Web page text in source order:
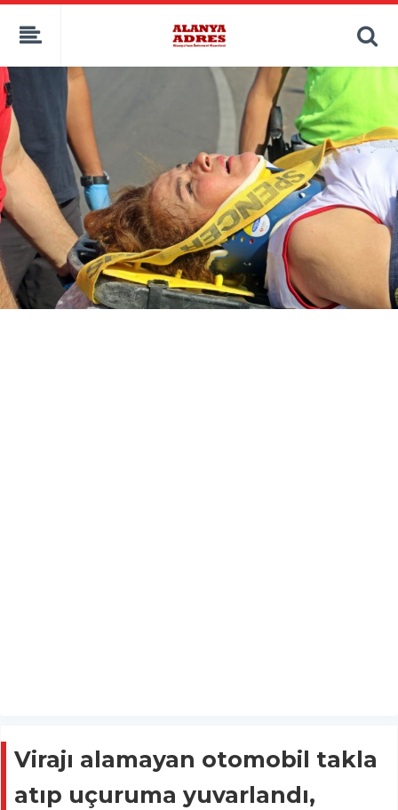
kaçak bahis
deneme bonusu
canlı bahis siteleri
deneme bonusu veren siteler
bahis siteleri
porno izle
Virajı alamayan otomobil takla
atıp uçuruma yuvarlandı,